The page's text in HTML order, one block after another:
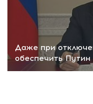
Даже при
обеспечить Путин